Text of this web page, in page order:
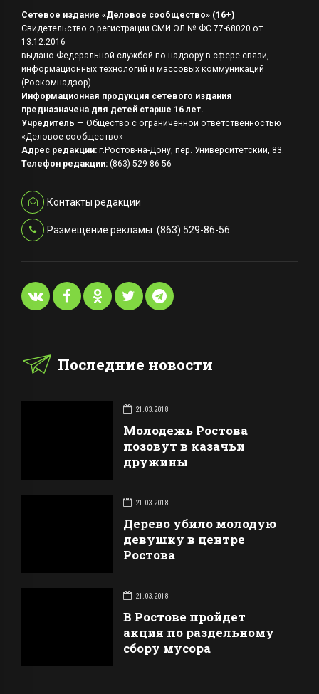
Сетевое издание «Деловое сообщество» (16+)
Свидетельство о регистрации СМИ ЭЛ № ФС 77-68020 от
13.12.2016
выдано Федеральной службой по надзору в сфере связи,
информационных технологий и массовых коммуникаций
(Роскомнадзор)
Информационная продукция сетевого издания
предназначена для детей старше 16 лет.
Учредитель — Общество с ограниченной ответственностью
«Деловое сообщество»
Адрес редакции: г.Ростов-на-Дону, пер. Университетский, 83.
Телефон редакции: (863) 529-86-56
Контакты редакции
Размещение рекламы: (863) 529-86-56
Последние новости
21.03.2018
Молодежь Ростова
позовут в казачьи
дружины
21.03.2018
Дерево убило молодую
девушку в центре
Ростова
21.03.2018
В Ростове пройдет
акция по раздельному
сбору мусора